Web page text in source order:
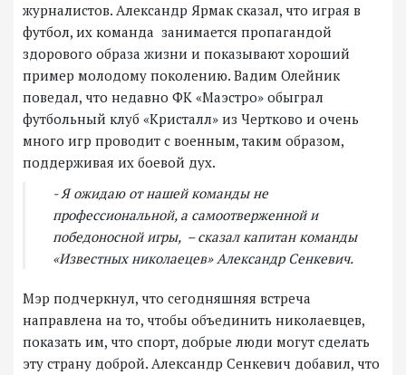
журналистов. Александр Ярмак сказал, что играя в
футбол, их команда занимается пропагандой
здорового образа жизни и показывают хороший
пример молодому поколению. Вадим Олейник
поведал, что недавно ФК «Маэстро» обыграл
футбольный клуб «Кристалл» из Чертково и очень
много игр проводит с военным, таким образом,
поддерживая их боевой дух.
- Я ожидаю от нашей команды не
профессиональной, а самоотверженной и
победоносной игры, – сказал капитан команды
«Известных николаецев» Александр Сенкевич.
Мэр подчеркнул, что сегодняшняя встреча
направлена на то, чтобы объединить николаевцев,
показать им, что спорт, добрые люди могут сделать
эту страну доброй. Александр Сенкевич добавил, что